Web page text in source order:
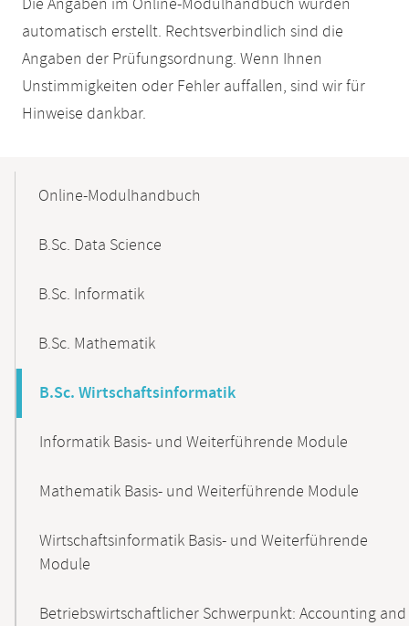
Die Angaben im Online-Modulhandbuch wurden
automatisch erstellt. Rechtsverbindlich sind die
Angaben der Prüfungsordnung. Wenn Ihnen
Unstimmigkeiten oder Fehler auffallen, sind wir für
Hinweise dankbar.
NavigationOnline-Modulhandbuch
B.Sc. Data Science
B.Sc. Informatik
B.Sc. Mathematik
B.Sc. Wirtschaftsinformatik
Informatik Basis- und Weiterführende Module
Mathematik Basis- und Weiterführende Module
Wirtschaftsinformatik Basis- und Weiterführende
Module
Betriebswirtschaftlicher Schwerpunkt: Accounting and